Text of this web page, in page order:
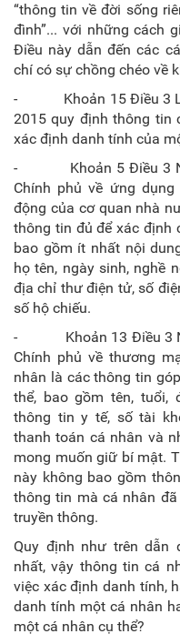
“thông tin về đời sống
đình”... với những cách
Điều này dẫn đến các
chí có sự chồng chéo về
- Khoản 15 Điều 3
2015 quy định thông tin
xác định danh tính của
- Khoản 5 Điều 3
Chính phủ về ứng
động của cơ quan nhà
thông tin đủ để xác định
bao gồm ít nhất nội
họ tên, ngày sinh, nghề
địa chỉ thư điện tử, số
số hộ chiếu.
- Khoản 13 Điều 3
Chính phủ về thương
nhân là các thông tin
thể, bao gồm tên, tuổi,
thông tin y tế, số tài
thanh toán cá nhân và
mong muốn giữ bí mật.
này không bao gồm
thông tin mà cá nhân
truyền thông.
Quy định như trên dẫn
nhất, vậy thông tin cá
việc xác định danh tính,
danh tính một cá nhân
một cá nhân cụ thể?